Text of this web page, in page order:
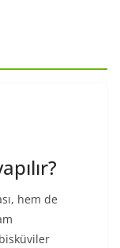
hem de